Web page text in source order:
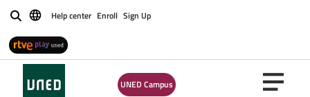
BuscarHelp center Enroll Sign Up
UNED Campus